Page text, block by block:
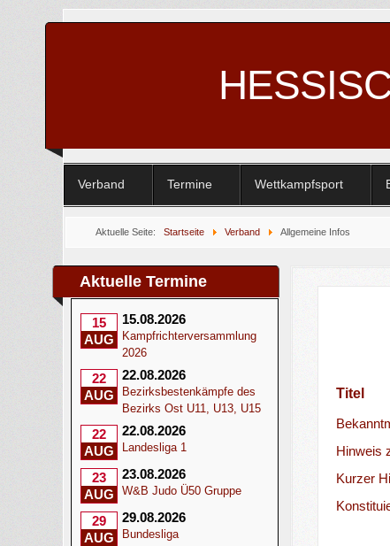
Verband Termine Wettkampfsport
Aktuelle Seite:Startseite Verband Allgemeine Infos
Aktuelle Termine
15
AUG
15.08.2026
Kampfrichterversammlung
2026
22
AUG
22.08.2026
Bezirksbestenkämpfe des
Bezirks Ost U11, U13, U15
22
AUG
22.08.2026
Landesliga 1
23
AUG
23.08.2026
W&B Judo Ü50 Gruppe
29
AUG
29.08.2026
Bundesliga
Titel
Hinweis
Kurzer